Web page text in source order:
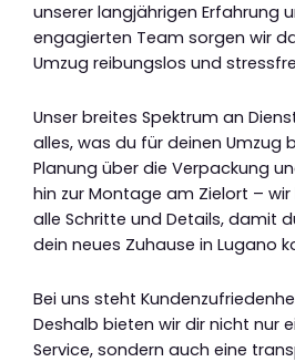
unserer langjährigen Erfahrung
engagierten Team sorgen wir
Umzug reibungslos und
Unser breites Spektrum an
alles, was du für deinen Umzug
Planung über die Verpackung
hin zur Montage am Zielort –
alle Schritte und Details, damit
dein neues Zuhause in Lugano
Bei uns steht
Deshalb bieten wir dir nicht nur
Service, sondern auch eine